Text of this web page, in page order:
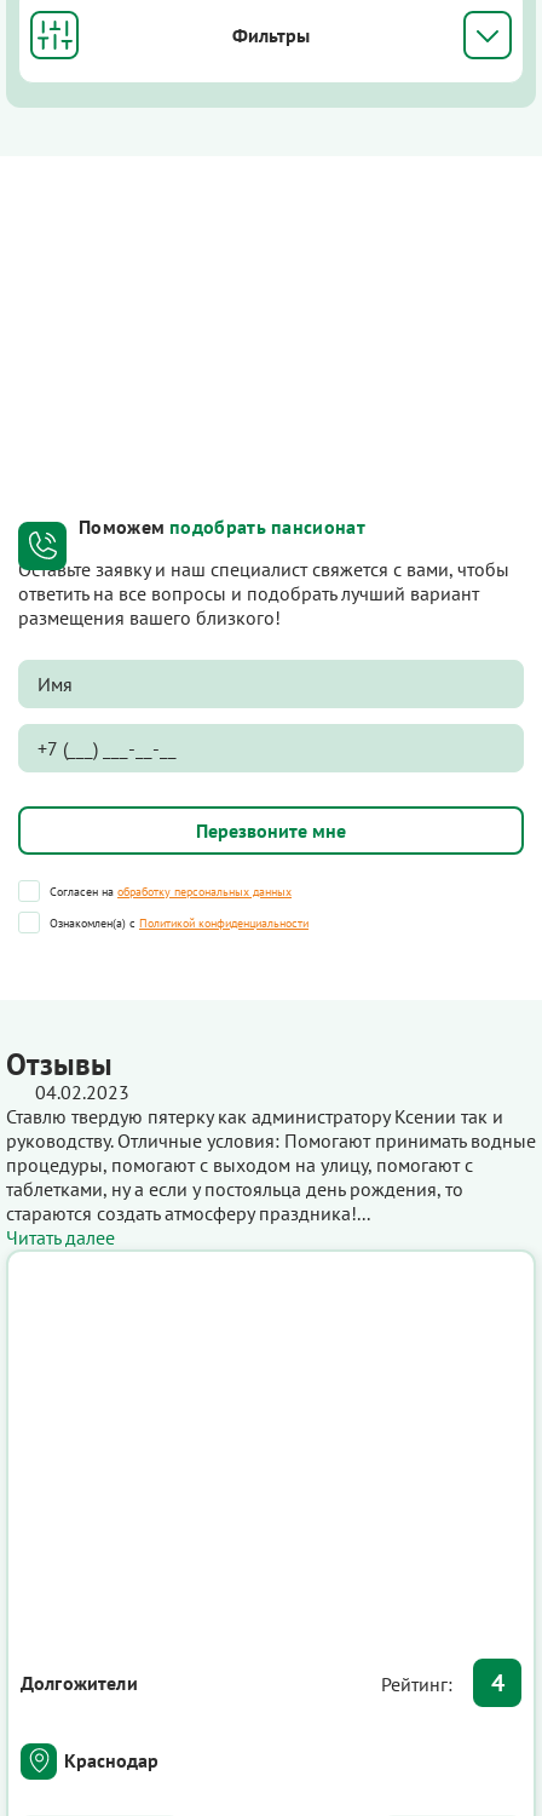
Фильтры
Поможем подобрать пансионат
Оставьте заявку и наш специалист свяжется с вами, чтобы
ответить на все вопросы и подобрать лучший вариант
размещения вашего близкого!
Согласен на обработку персональных данных
Ознакомлен(а) с Политикой конфиденциальности
Отзывы
04.02.2023
Ставлю твердую пятерку как администратору Ксении так и
руководству. Отличные условия: Помогают принимать водные
процедуры, помогают с выходом на улицу, помогают с
таблетками, ну а если у постояльца день рождения, то
стараются создать атмосферу праздника!...
Читать далее
Долгожители Рейтинг: 4
Краснодар